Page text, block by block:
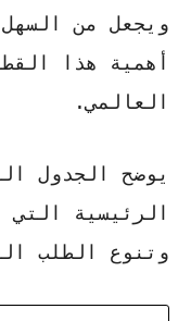
ويجعل من
أهمية هذا
العالمي.
يوضح الجدول
الرئيسية
وتنوع الطلب